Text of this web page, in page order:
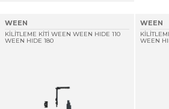
WEEN
KİLİTLEME KİTİ WEEN WEEN HIDE 110
WEEN HIDE 180
WEEN
WEEN